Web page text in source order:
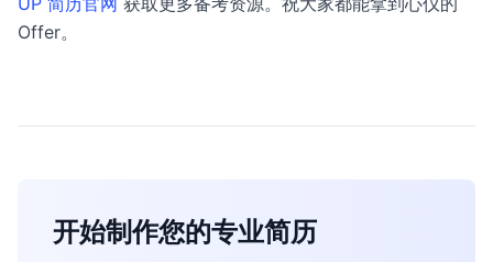
Offer。
开始制作您的专业简历